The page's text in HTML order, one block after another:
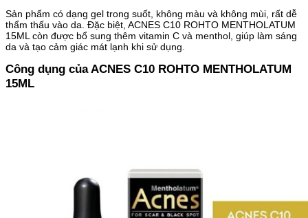
Sản phẩm có dạng gel trong suốt, không màu và không mùi, rất dễ
thẩm thấu vào da. Đặc biệt, ACNES C10 ROHTO MENTHOLATUM
15ML còn được bổ sung thêm vitamin C và menthol, giúp làm sáng
da và tạo cảm giác mát lạnh khi sử dụng.
Công dụng của ACNES C10 ROHTO MENTHOLATUM
15ML